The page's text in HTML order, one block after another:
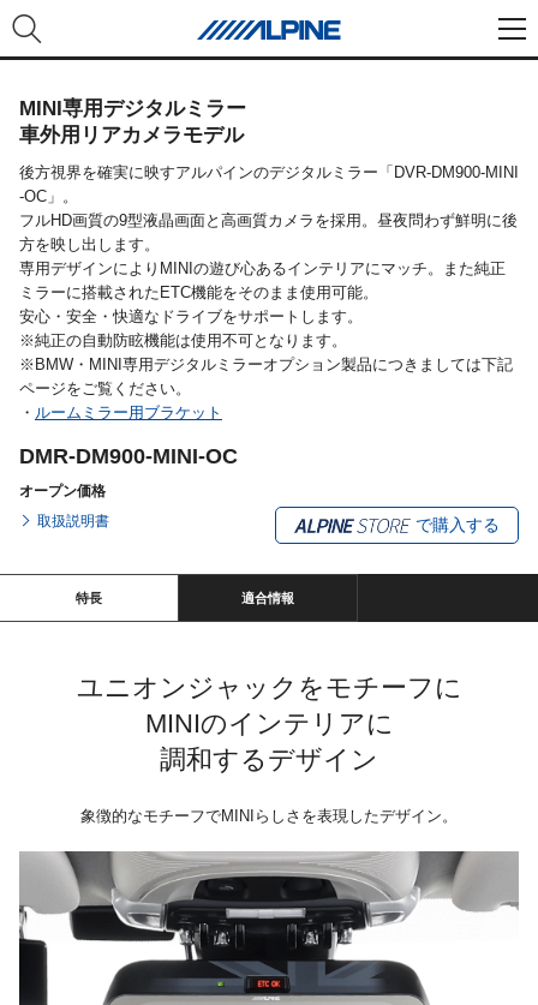
MINI専用デジタルミラー
車外用リアカメラモデル
後方視界を確実に映すアルパインのデジタルミラー「DVR-DM900-MINI
-OC」。
フルHD画質の9型液晶画面と高画質カメラを採用。昼夜問わず鮮明に後
方を映し出します。
専用デザインによりMINIの遊び心あるインテリアにマッチ。また純正
ミラーに搭載されたETC機能をそのまま使用可能。
安心・安全・快適なドライブをサポートします。
※純正の自動防眩機能は使用不可となります。
※BMW・MINI専用デジタルミラーオプション製品につきましては下記
ページをご覧ください。
・ ルームミラー用ブラケット
DMR-DM900-MINI-OC
オープン価格
取扱説明書
で購入する
特長 適合情報
ユニオンジャックをモチーフに
MINIのインテリアに
調和するデザイン
象徴的なモチーフでMINIらしさを表現したデザイン。